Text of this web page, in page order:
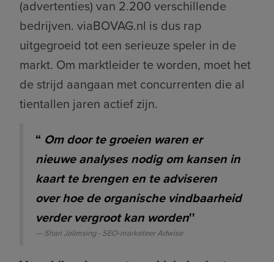
(advertenties) van 2.200 verschillende
bedrijven. viaBOVAG.nl is dus rap
uitgegroeid tot een serieuze speler in de
markt. Om marktleider te worden, moet het
de strijd aangaan met concurrenten die al
tientallen jaren actief zijn.
“ Om door te groeien waren er
nieuwe analyses nodig om kansen in
kaart te brengen en te adviseren
over hoe de organische vindbaarheid
verder vergroot kan worden''
Shari Jalimsing - SEO-marketeer Adwise